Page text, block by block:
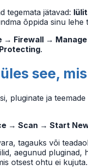
tegemata jätavad:
õppida sinu
→ Firewall → Manage
.
see,
pluginate ja
→ Scan → Start
tagauks või
aegunud pluginad,
otsest ohtu ei kujuta.